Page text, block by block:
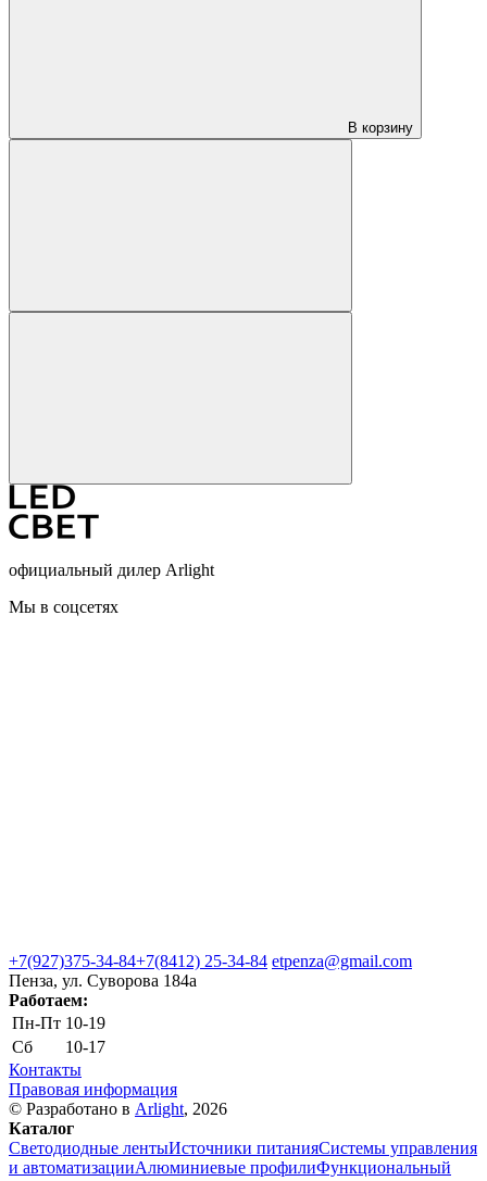
В корзину
официальный дилер Arlight
Мы в соцсетях
+7(927)375-34-84+7(8412) 25-34-84 etpenza@gmail.com
Пенза, ул. Cуворова 184а
Работаем:
Пн-Пт 10-19
Сб
10-17
Контакты
Правовая информация
© Разработано в Arlight, 2026
Каталог
Светодиодные лентыИсточники питанияСистемы управления
и автоматизацииАлюминиевые профилиФункциональный